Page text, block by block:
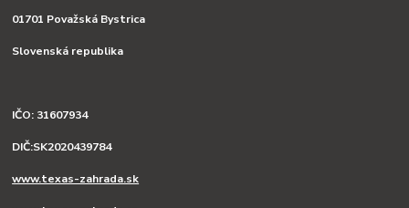
01701 Považská Bystrica
Slovenská republika
IČO: 31607934
DIČ:SK2020439784
www.texas-zahrada.sk